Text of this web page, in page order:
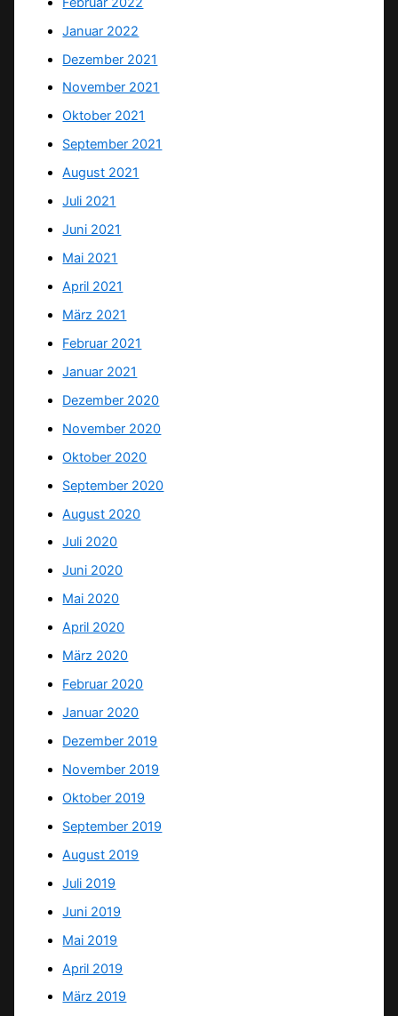
Januar 2022
Dezember 2021
November 2021
Oktober 2021
September 2021
August 2021
Juli 2021
Juni 2021
Mai 2021
April 2021
März 2021
Februar 2021
Januar 2021
Dezember 2020
November 2020
Oktober 2020
September 2020
August 2020
Juli 2020
Juni 2020
Mai 2020
April 2020
März 2020
Februar 2020
Januar 2020
Dezember 2019
November 2019
Oktober 2019
September 2019
August 2019
Juli 2019
Juni 2019
Mai 2019
April 2019
März 2019